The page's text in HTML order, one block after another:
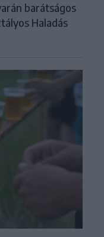
barátságos
Haladás